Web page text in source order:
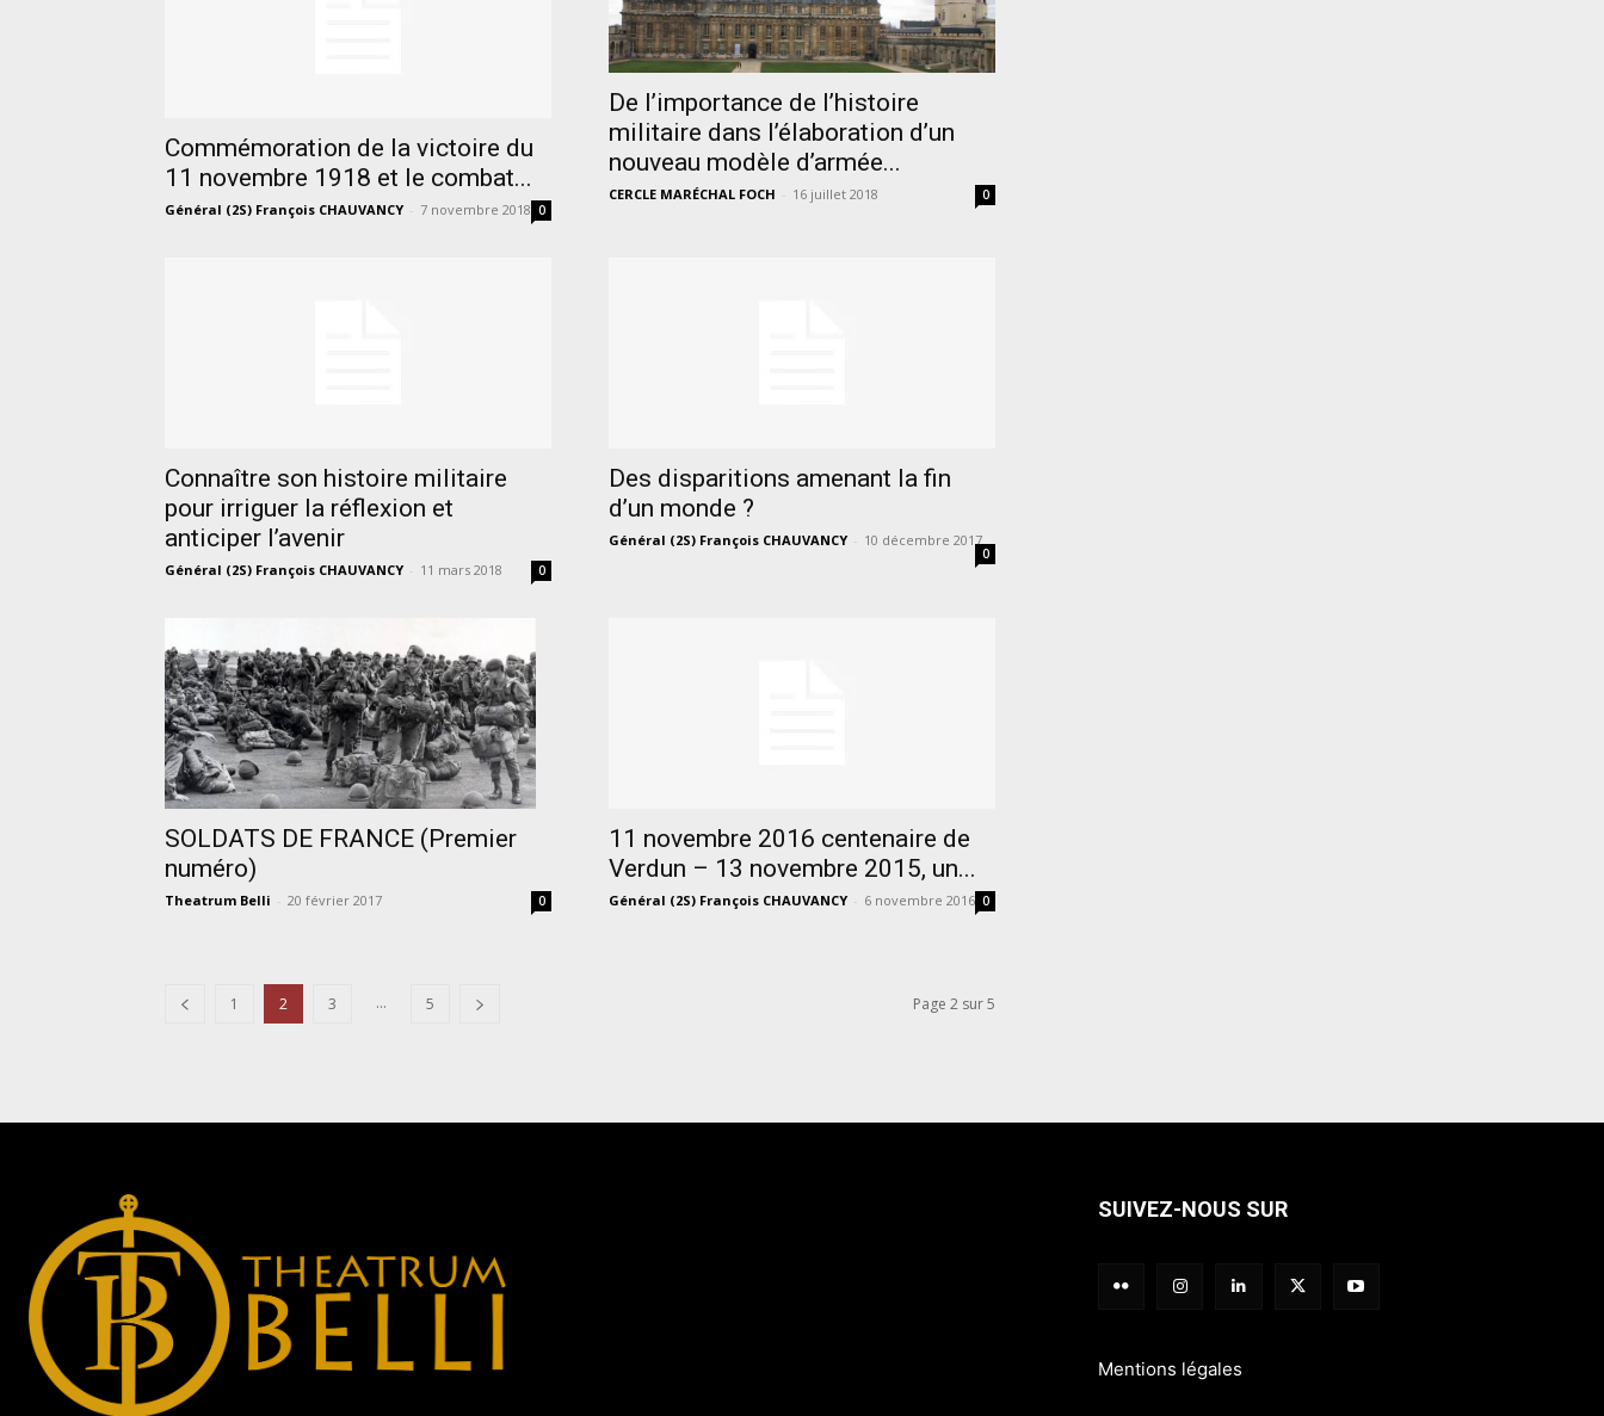
Commémoration de la victoire du
11 novembre 1918 et le combat...
Général (2S) François CHAUVANCY - 7 novembre 2018 0
De l’importance de l’histoire
militaire dans l’élaboration d’un
nouveau modèle d’armée...
CERCLE MARÉCHAL FOCH - 16 juillet 2018 0
Connaître son histoire militaire
pour irriguer la réflexion et
anticiper l’avenir
Général (2S) François CHAUVANCY - 11 mars 2018 0
Des disparitions amenant la fin
d’un monde ?
Général (2S) François CHAUVANCY - 10 décembre 2017
0
SOLDATS DE FRANCE (Premier
numéro)
Theatrum Belli - 20 février 2017 0
11 novembre 2016 centenaire de
Verdun – 13 novembre 2015, un...
Général (2S) François CHAUVANCY - 6 novembre 2016 0
1 2 3 ... 5 Page 2 sur 5
SUIVEZ-NOUS SUR
Mentions légales